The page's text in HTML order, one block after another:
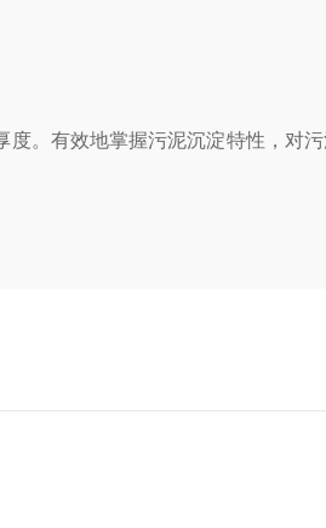
有效地掌握污泥沉淀特性，对